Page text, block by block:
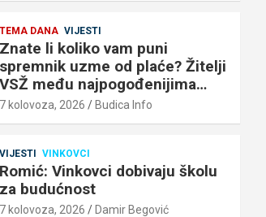
TEMA DANA VIJESTI
Znate li koliko vam puni
spremnik uzme od plaće? Žitelji
VSŽ među najpogođenijima…
7 kolovoza, 2026 Budica Info
VIJESTI VINKOVCI
Romić: Vinkovci dobivaju školu
za budućnost
7 kolovoza, 2026 Damir Begović